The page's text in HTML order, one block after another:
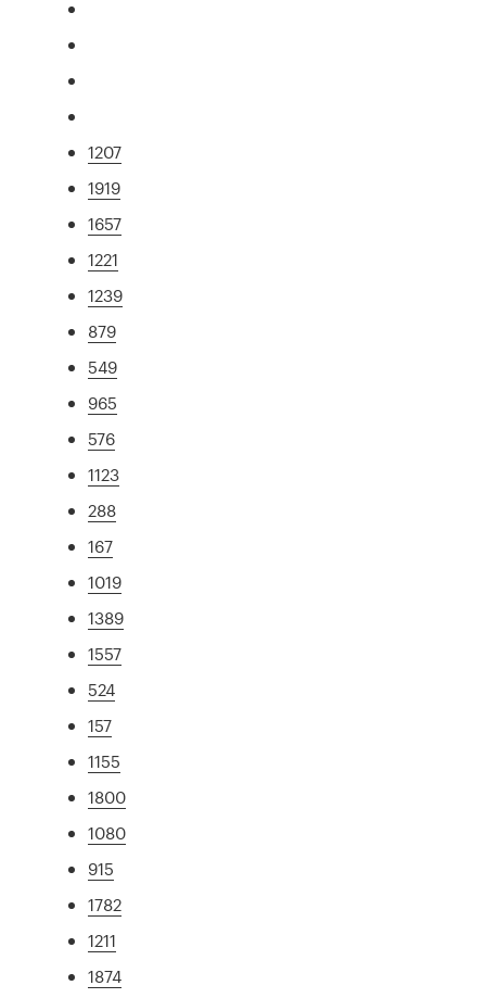
1207
1919
1657
1221
1239
879
549
965
576
1123
288
167
1019
1389
1557
524
157
1155
1800
1080
915
1782
1211
1874